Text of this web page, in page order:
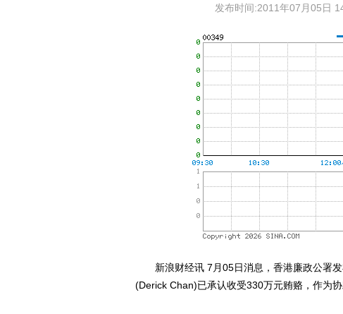
发布时间:2011年07月05日
新浪财经讯 7月05日消息，香港廉政公署发
(Derick Chan)已承认收受330万元贿赂，作为